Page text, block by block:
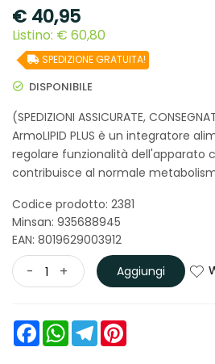
€ 40,95
Listino: € 60,80
SPEDIZIONE GRATUITA!
DISPONIBILE
(SPEDIZIONI ASSICURATE,
ArmoLIPID PLUS è un integratore
regolare funzionalità dell'apparato
contribuisce al normale
Codice prodotto: 2381
Minsan: 935688945
EAN: 8019629003912
- + Aggiungi
FacebookWhatsAppTelegram